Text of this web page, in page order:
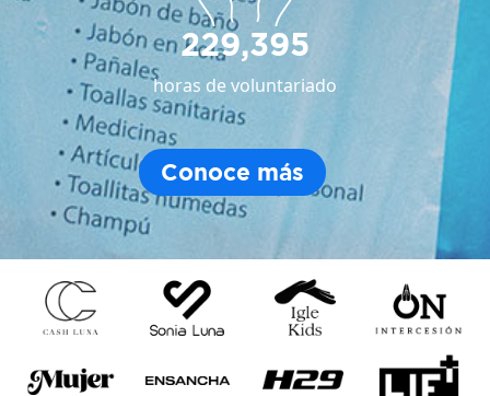
229,395
horas de voluntariado
Conoce más